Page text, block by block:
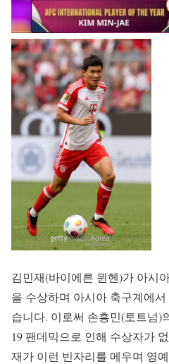
김민재(바이에른 뮌헨)가 아시
을 수상하며 아시아 축구계에
습니다. 이로써 손흥민(토트넘)
19 팬데믹으로 인해 수상자가
재가 이런 빈자리를 메우며 영